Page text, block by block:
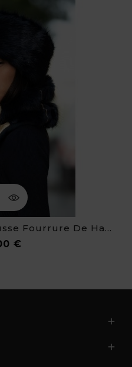
Chapka Chantal En Fausse Fourrure De Haute Qualité
€

